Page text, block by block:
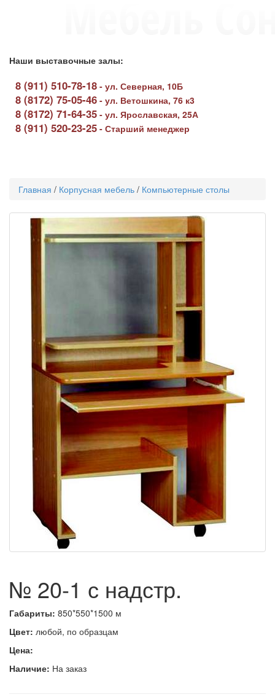
Наши выставочные залы:
8 (911) 510-78-18 - ул. Северная, 10Б
8 (8172) 75-05-46 - ул. Ветошкина, 76 к3
8 (8172) 71-64-35 - ул. Ярославская, 25А
8 (911) 520-23-25 - Старший менеджер
Главная / Корпусная мебель / Компьютерные столы
№ 20-1 с надстр.
Габариты: 850*550*1500 м
Цвет: любой, по образцам
Цена:
Наличие: На заказ